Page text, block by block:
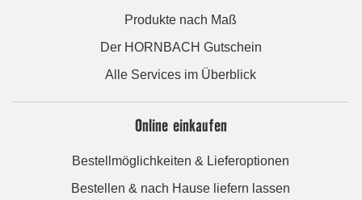
Produkte nach Maß
Der HORNBACH Gutschein
Alle Services im Überblick
Online einkaufen
Bestellmöglichkeiten & Lieferoptionen
Bestellen & nach Hause liefern lassen